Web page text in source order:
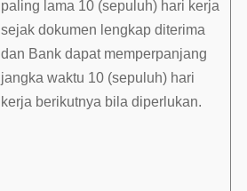
paling lama 10 (sepuluh) hari kerja
sejak dokumen lengkap diterima
dan Bank dapat memperpanjang
jangka waktu 10 (sepuluh) hari
kerja berikutnya bila diperlukan.